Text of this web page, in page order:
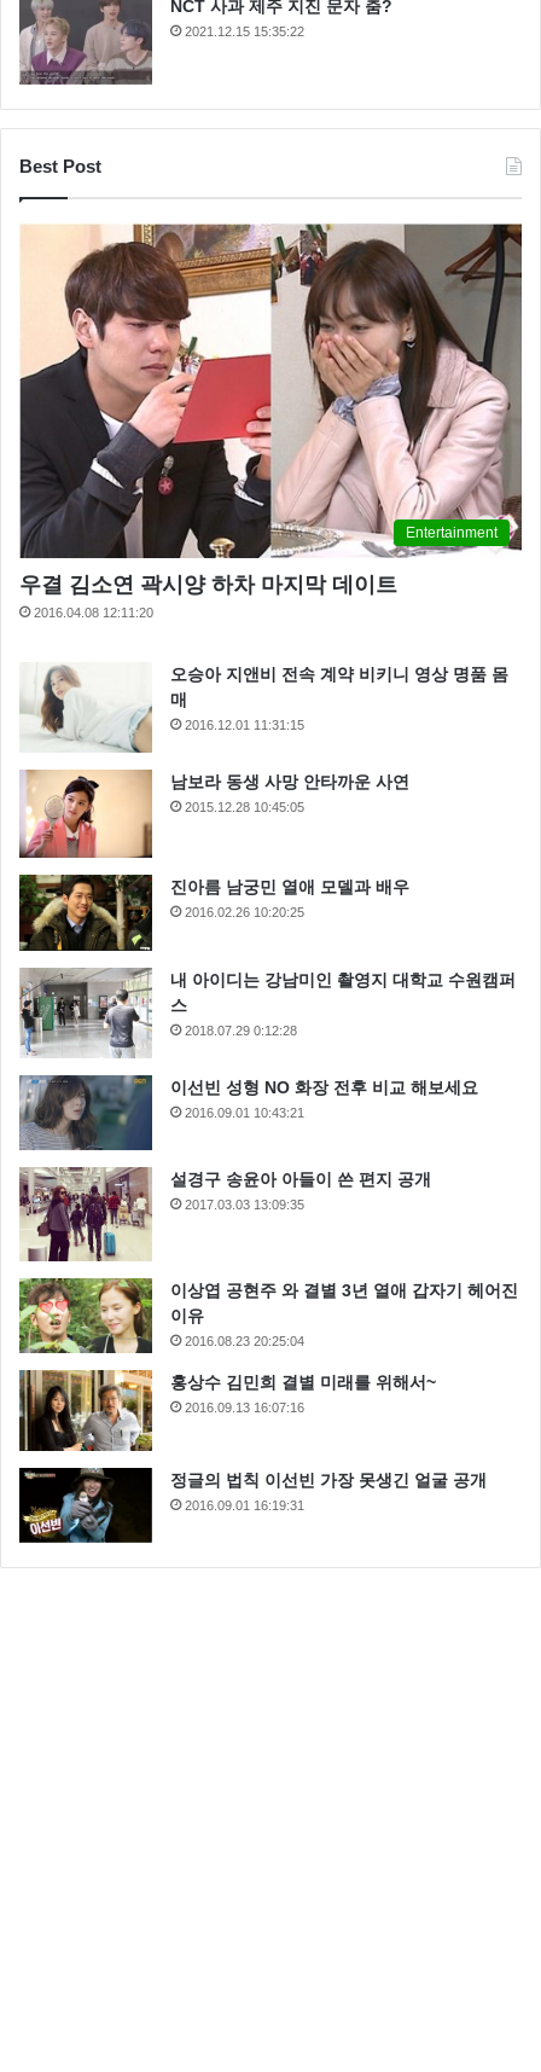
NCT 사과 제주 지진 문자 춤?
2021.12.15 15:35:22
Best Post
Entertainment
우결 김소연 곽시양 하차 마지막 데이트
2016.04.08 12:11:20
오승아 지앤비 전속 계약 비키니 영상 명품 몸
매
2016.12.01 11:31:15
남보라 동생 사망 안타까운 사연
2015.12.28 10:45:05
진아름 남궁민 열애 모델과 배우
2016.02.26 10:20:25
내 아이디는 강남미인 촬영지 대학교 수원캠퍼
스
2018.07.29 0:12:28
이선빈 성형 NO 화장 전후 비교 해보세요
2016.09.01 10:43:21
설경구 송윤아 아들이 쓴 편지 공개
2017.03.03 13:09:35
이상엽 공현주 와 결별 3년 열애 갑자기 헤어진
이유
2016.08.23 20:25:04
홍상수 김민희 결별 미래를 위해서~
2016.09.13 16:07:16
정글의 법칙 이선빈 가장 못생긴 얼굴 공개
2016.09.01 16:19:31